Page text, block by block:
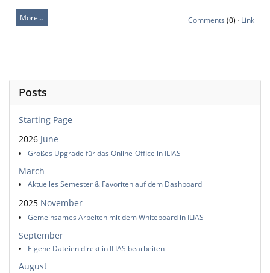
More… Comments (0) · Link
Posts
Starting Page
2026 June
Großes Upgrade für das Online-Office in ILIAS
March
Aktuelles Semester & Favoriten auf dem Dashboard
2025 November
Gemeinsames Arbeiten mit dem Whiteboard in ILIAS
September
Eigene Dateien direkt in ILIAS bearbeiten
August